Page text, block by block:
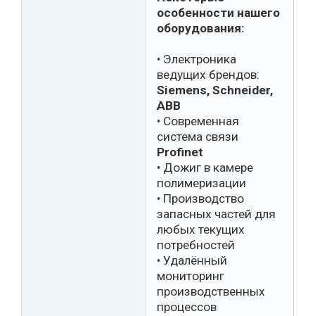
особенности нашего
оборудования:
• Электроника
ведущих брендов:
Siemens, Schneider,
ABB
• Современная
система связи
Profinet
• Дожиг в камере
полимеризации
• Производство
запасных частей для
любых текущих
потребностей
• Удалённый
мониторинг
производственных
процессов